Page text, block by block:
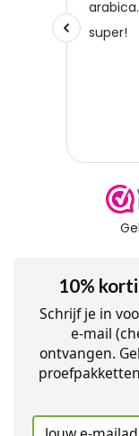
10%
Schrijf je in
e-mail
ontvangen.